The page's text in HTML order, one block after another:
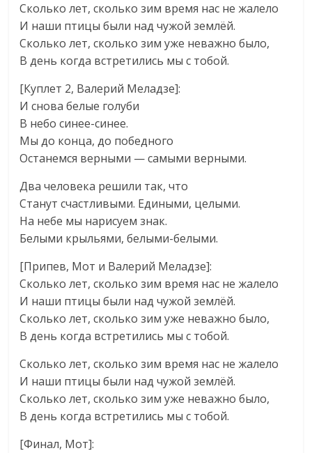
Сколько лет, сколько зим время нас не жалело
И наши птицы были над чужой землёй.
Сколько лет, сколько зим уже неважно было,
В день когда встретились мы с тобой.
[Куплет 2, Валерий Меладзе]:
И снова белые голуби
В небо синее-синее.
Мы до конца, до победного
Останемся верными — самыми верными.
Два человека решили так, что
Станут счастливыми. Едиными, целыми.
На небе мы нарисуем знак.
Белыми крыльями, белыми-белыми.
[Припев, Мот и Валерий Меладзе]:
Сколько лет, сколько зим время нас не жалело
И наши птицы были над чужой землёй.
Сколько лет, сколько зим уже неважно было,
В день когда встретились мы с тобой.
Сколько лет, сколько зим время нас не жалело
И наши птицы были над чужой землёй.
Сколько лет, сколько зим уже неважно было,
В день когда встретились мы с тобой.
[Финал, Мот]: